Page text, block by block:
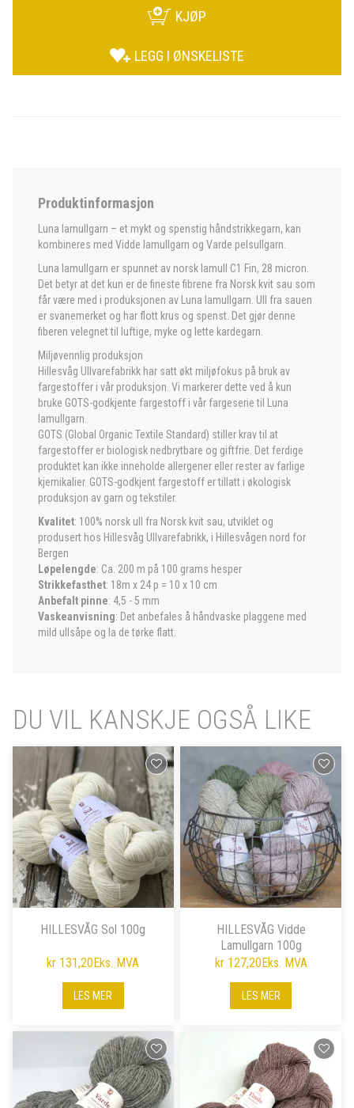
KJØP
LEGG I ØNSKELISTE
Produktinformasjon
Luna lamullgarn – et mykt og spenstig håndstrikkegarn, kan
kombineres med Vidde lamullgarn og Varde pelsullgarn.
Luna lamullgarn er spunnet av norsk lamull C1 Fin, 28 micron.
Det betyr at det kun er de fineste fibrene fra Norsk kvit sau som
får være med i produksjonen av Luna lamullgarn. Ull fra sauen
er svanemerket og har flott krus og spenst. Det gjør denne
fiberen velegnet til luftige, myke og lette kardegarn.
Miljøvennlig produksjon
Hillesvåg Ullvarefabrikk har satt økt miljøfokus på bruk av
fargestoffer i vår produksjon. Vi markerer dette ved å kun
bruke GOTS-godkjente fargestoff i vår fargeserie til Luna
lamullgarn.
GOTS (Global Organic Textile Standard) stiller krav til at
fargestoffer er biologisk nedbrytbare og giftfrie. Det ferdige
produktet kan ikke inneholde allergener eller rester av farlige
kjemikalier. GOTS-godkjent fargestoff er tillatt i økologisk
produksjon av garn og tekstiler.
Kvalitet: 100% norsk ull fra Norsk kvit sau, utviklet og
produsert hos Hillesvåg Ullvarefabrikk, i Hillesvågen nord for
Bergen
Løpelengde: Ca. 200 m på 100 grams hesper
Strikkefasthet: 18m x 24 p = 10 x 10 cm
Anbefalt pinne: 4,5 - 5 mm
Vaskeanvisning: Det anbefales å håndvaske plaggene med
mild ullsåpe og la de tørke flatt.
DU VIL KANSKJE OGSÅ LIKE
HILLESVÅG Sol 100g
kr 131,20Eks. MVA
LES MER
HILLESVÅG Vidde
Lamullgarn 100g
kr 127,20Eks. MVA
LES MER